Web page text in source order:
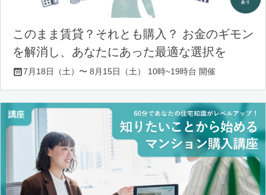
このまま賃貸？それとも購入？ お金のギモン
を解消し、あなたにあった最適な選択を
7月18日（土）〜 8月15日（土） 10時~19時台 開催